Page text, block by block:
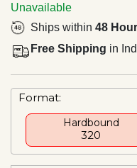
Unavailable
Ships within 48
Free Shipping in
Format:
Hardbound
₹320